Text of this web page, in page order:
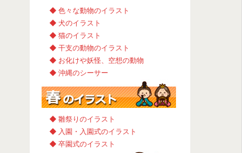
◆ 色々な動物のイラスト
◆ 犬のイラスト
◆ 猫のイラスト
◆ 干支の動物のイラスト
◆ お化けや妖怪、空想の動物
◆ 沖縄のシーサー
◆ 雛祭りのイラスト
◆ 入園・入園式のイラスト
◆ 卒園式のイラスト